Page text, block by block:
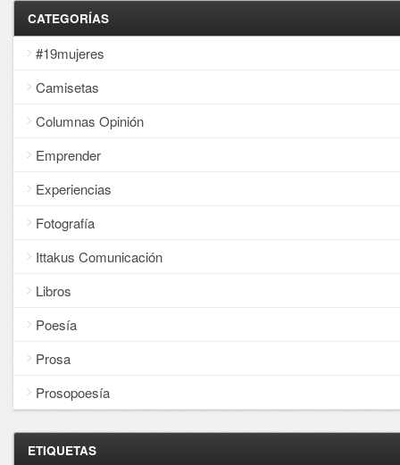
CATEGORÍAS
#19mujeres
Camisetas
Columnas Opinión
Emprender
Experiencias
Fotografía
Ittakus Comunicación
Libros
Poesía
Prosa
Prosopoesía
ETIQUETAS